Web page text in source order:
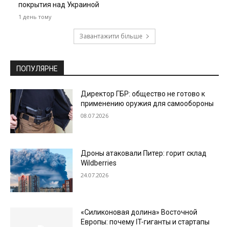
покрытия над Украиной
1 день тому
Завантажити більше
ПОПУЛЯРНЕ
Директор ГБР: общество не готово к
применению оружия для самообороны
08.07.2026
Дроны атаковали Питер: горит склад
Wildberries
24.07.2026
«Силиконовая долина» Восточной
Европы: почему IT-гиганты и стартапы